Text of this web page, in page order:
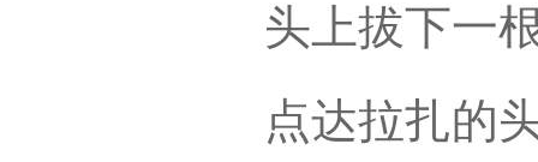
头上拔下一
点达拉扎的